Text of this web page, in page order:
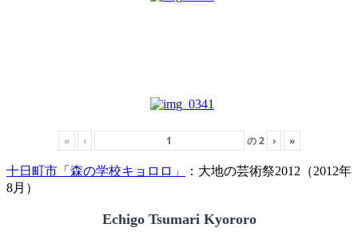
« ‹ の2 › »
十日町市「森の学校キョロロ」
：大地の芸術祭2012（2012年
8月）
Echigo Tsumari Kyororo